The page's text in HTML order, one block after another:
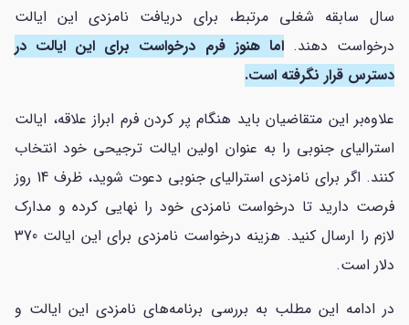
سال سابقه شغلی مرتبط، برای دریافت نامزدی این ایالت
درخواست دهند.اما هنوز فرم درخواست برای این ایالت در
دسترس قرار نگرفته است.
علاوه‌بر این متقاضیان باید هنگام پر کردن فرم ابراز علاقه، ایالت
استرالیای جنوبی را به عنوان اولین ایالت ترجیحی خود انتخاب
کنند. اگر برای نامزدی استرالیای جنوبی دعوت شوید، ظرف 14 روز
فرصت دارید تا درخواست نامزدی خود را نهایی کرده و مدارک
لازم را ارسال کنید. هزینه درخواست نامزدی برای این ایالت 370
دلار است.
در ادامه این مطلب به بررسی برنامه‌های نامزدی این ایالت و